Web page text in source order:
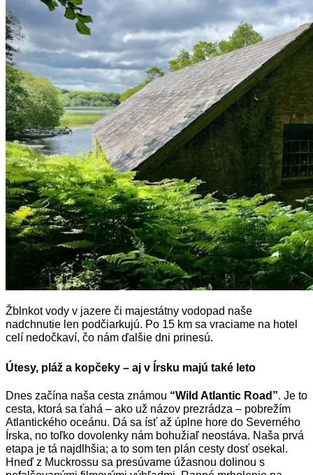
Žblnkot vody v jazere či majestátny vodopad naše
nadchnutie len podčiarkujú. Po 15 km sa vraciame na hotel
celí nedočkaví, čo nám ďalšie dni prinesú.
Útesy, pláž a kopčeky – aj v Írsku majú také leto
Dnes začína naša cesta známou “Wild Atlantic Road”. Je to
cesta, ktorá sa ťahá – ako už názov prezrádza – pobrežím
Atlantického oceánu. Dá sa ísť až úplne hore do Severného
Írska, no toľko dovolenky nám bohužiaľ neostáva. Naša prvá
etapa je tá najdlhšia; a to som ten plán cesty dosť osekal.
Hneď z Muckrossu sa presúvame úžasnou dolinou s